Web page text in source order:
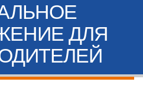
ДЛЯ